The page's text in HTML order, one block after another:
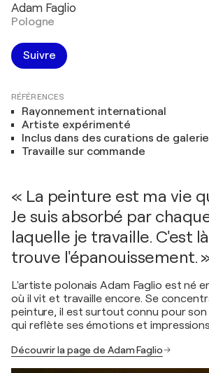
Adam Faglio
Pologne
Suivre
RÉFÉRENCES
Rayonnement international
Artiste expérimenté
Inclus dans des curations de
Travaille sur commande
« La peinture est ma vie
Je suis absorbé par
laquelle je travaille. C'est
trouve l'épanouissement.
L'artiste polonais Adam Faglio est né
où il vit et travaille encore. Se
peinture, il est surtout connu pour son
qui reflète ses émotions et
Découvrir la page de Adam Faglio